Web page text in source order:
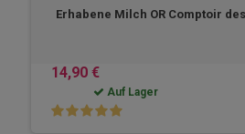
Erhabene Milch OR Comptoir
14,90 €
Auf Lager